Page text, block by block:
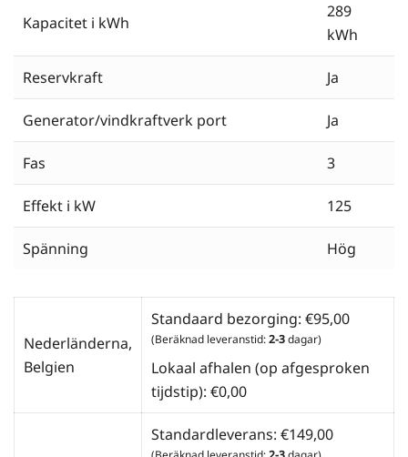
Kapacitet i kWh
289
kWh
Reservkraft Ja
Generator/vindkraftverk port Ja
Fas 3
Effekt i kW 125
Spänning Hög
Nederländerna,
Belgien
Standaard bezorging: €95,00
(Beräknad leveranstid:2-3dagar)
Lokaal afhalen (op afgesproken
tijdstip): €0,00
Standardleverans: €149,00